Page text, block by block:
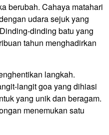
berubah. Cahaya matahari
udara sejuk yang
dinding batu yang
tahun menghadirkan
langkah.
langit goa yang dihiasi
yang unik dan beragam.
menemukan satu